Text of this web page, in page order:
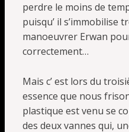
perdre le moins de
puisqu’ il s’immobilise
manoeuvrer Erwan
correctement…
Mais c’ est lors du
essence que nous
plastique est venu se
des deux vannes qui,